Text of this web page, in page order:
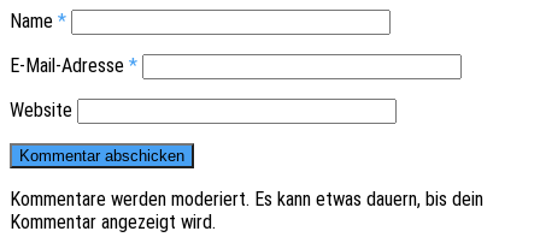
Name *
E-Mail-Adresse *
Website
Kommentare werden moderiert. Es kann etwas dauern, bis dein
Kommentar angezeigt wird.